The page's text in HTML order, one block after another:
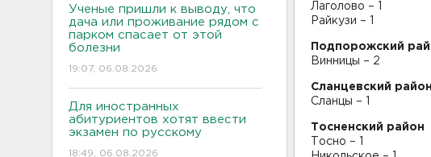
Ученые пришли к выводу, что
дача или проживание рядом с
парком спасает от этой
болезни
19:07, 06.08.2026
Для иностранных
абитуриентов хотят ввести
экзамен по русскому
18:49, 06.08.2026
Лаголово – 1
Райкузи – 1
Подпорожский
Винницы – 2
Сланцевский район
Сланцы – 1
Тосненский район
Тосно – 1